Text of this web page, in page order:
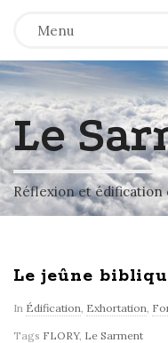
Menu
Le
Réflexion et
Le jeûne
In Édification, Exhortation,
Tags FLORY, Le Sarment